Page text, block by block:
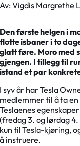
Av: Vigdis Margrethe
Den første helgen i
flotte isbaner i to
glatt føre. Moro med
gjengen. I tillegg til
istand et par
I syv år har Tesla
medlemmer til å ta
Teslaenes
(fredag 3. og lørdag
kun til Tesla-kjøring,
å instruere.